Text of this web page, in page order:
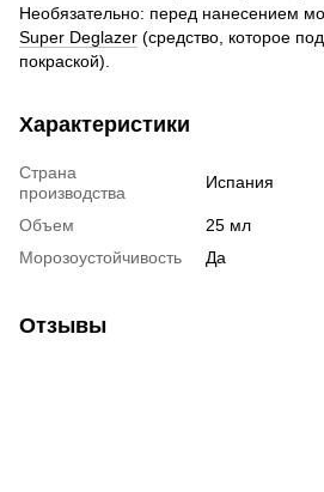
Необязательно: перед нанесением
Super Deglazer (средство, которое
покраской).
Характеристики
Страна
производства
Испания
Объем
25 мл
Морозоустойчивость
Да
Отзывы